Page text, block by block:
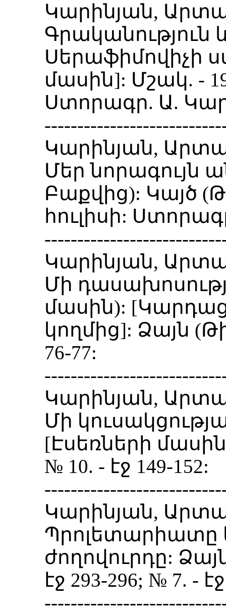
Կարինյան,
Գրականություն
Սերաֆիմովիչի
մասին]: Մշակ. -
Ստորագր. Ա.
Կարինյան,
Մեր նորագույն
Բաքվից): Կայծ
հուլիսի:
Կարինյան,
Մի
մասին):
կողմից]: Ձայն
76-77:
Կարինյան,
Մի
[Էսեռների
№ 10. - էջ 149-152:
Կարինյան,
ժողովուրդը:
էջ 293-296; № 7. -